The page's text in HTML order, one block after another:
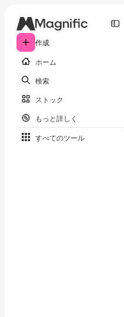
作成
ホーム
検索
ストック
もっと詳しく
すべてのツール